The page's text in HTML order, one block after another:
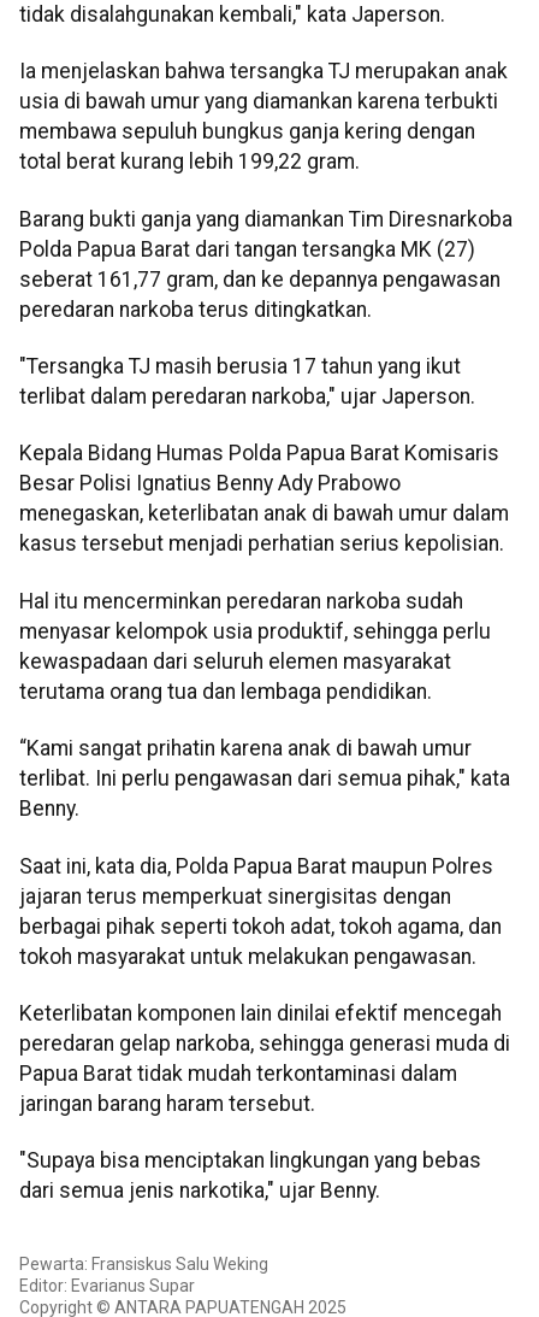
tidak disalahgunakan kembali," kata Japerson.
Ia menjelaskan bahwa tersangka TJ merupakan anak
usia di bawah umur yang diamankan karena terbukti
membawa sepuluh bungkus ganja kering dengan
total berat kurang lebih 199,22 gram.
Barang bukti ganja yang diamankan Tim Diresnarkoba
Polda Papua Barat dari tangan tersangka MK (27)
seberat 161,77 gram, dan ke depannya pengawasan
peredaran narkoba terus ditingkatkan.
"Tersangka TJ masih berusia 17 tahun yang ikut
terlibat dalam peredaran narkoba," ujar Japerson.
Kepala Bidang Humas Polda Papua Barat Komisaris
Besar Polisi Ignatius Benny Ady Prabowo
menegaskan, keterlibatan anak di bawah umur dalam
kasus tersebut menjadi perhatian serius kepolisian.
Hal itu mencerminkan peredaran narkoba sudah
menyasar kelompok usia produktif, sehingga perlu
kewaspadaan dari seluruh elemen masyarakat
terutama orang tua dan lembaga pendidikan.
“Kami sangat prihatin karena anak di bawah umur
terlibat. Ini perlu pengawasan dari semua pihak," kata
Benny.
Saat ini, kata dia, Polda Papua Barat maupun Polres
jajaran terus memperkuat sinergisitas dengan
berbagai pihak seperti tokoh adat, tokoh agama, dan
tokoh masyarakat untuk melakukan pengawasan.
Keterlibatan komponen lain dinilai efektif mencegah
peredaran gelap narkoba, sehingga generasi muda di
Papua Barat tidak mudah terkontaminasi dalam
jaringan barang haram tersebut.
"Supaya bisa menciptakan lingkungan yang bebas
dari semua jenis narkotika," ujar Benny.
Pewarta: Fransiskus Salu Weking
Editor: Evarianus Supar
Copyright © ANTARA PAPUATENGAH 2025